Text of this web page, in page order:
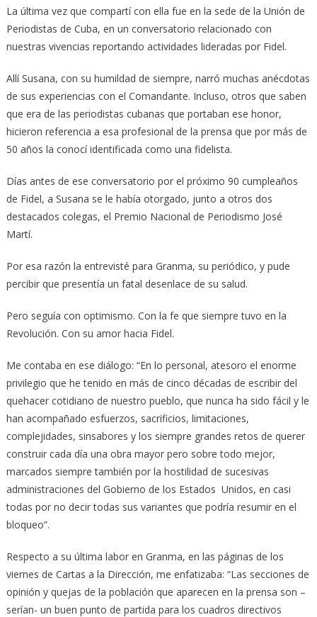
La última vez que compartí con ella fue en la sede de la Unión de
Periodistas de Cuba, en un conversatorio relacionado con
nuestras vivencias reportando actividades lideradas por Fidel.
Allí Susana, con su humildad de siempre, narró muchas anécdotas
de sus experiencias con el Comandante. Incluso, otros que saben
que era de las periodistas cubanas que portaban ese honor,
hicieron referencia a esa profesional de la prensa que por más de
50 años la conocí identificada como una fidelista.
Días antes de ese conversatorio por el próximo 90 cumpleaños
de Fidel, a Susana se le había otorgado, junto a otros dos
destacados colegas, el Premio Nacional de Periodismo José
Martí.
Por esa razón la entrevisté para Granma, su periódico, y pude
percibir que presentía un fatal desenlace de su salud.
Pero seguía con optimismo. Con la fe que siempre tuvo en la
Revolución. Con su amor hacia Fidel.
Me contaba en ese diálogo: “En lo personal, atesoro el enorme
privilegio que he tenido en más de cinco décadas de escribir del
quehacer cotidiano de nuestro pueblo, que nunca ha sido fácil y le
han acompañado esfuerzos, sacrificios, limitaciones,
complejidades, sinsabores y los siempre grandes retos de querer
construir cada día una obra mayor pero sobre todo mejor,
marcados siempre también por la hostilidad de sucesivas
administraciones del Gobierno de los Estados Unidos, en casi
todas por no decir todas sus variantes que podría resumir en el
bloqueo”.
Respecto a su última labor en Granma, en las páginas de los
viernes de Cartas a la Dirección, me enfatizaba: “Las secciones de
opinión y quejas de la población que aparecen en la prensa son –
serían- un buen punto de partida para los cuadros directivos